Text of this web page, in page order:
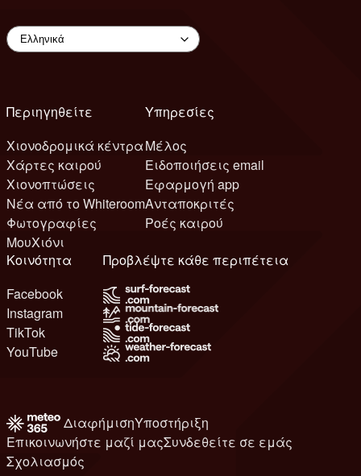
Περιηγηθείτε
Χιονοδρομικά κέντρα
Χάρτες καιρού
Χιονοπτώσεις
Νέα από το Whiteroom
Φωτογραφίες
ΜουΧιόνι
Υπηρεσίες
Μέλος
Ειδοποιήσεις email
Εφαρμογή app
Ανταποκριτές
Ροές καιρού
Κοινότητα
Facebook
Instagram
TikTok
YouTube
Προβλέψτε κάθε περιπέτεια
ΔιαφήμισηΥποστήριξη
Επικοινωνήστε μαζί μαςΣυνδεθείτε σε εμάς
Σχολιασμός